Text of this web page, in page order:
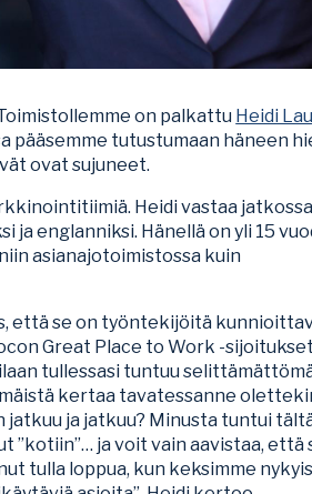
on palkattu Heidi
tutustumaan häneen
ovat sujuneet.
Heidi vastaa jatkossa
ja englanniksi. Hänellä on yli 15
asianajotoimistossa kuin
että se on työntekijöitä
Great Place to Work -sijoitukset
tullessasi tuntuu
kertaa tavatessanne
jatkuu ja jatkuu? Minusta tuntui
”kotiin”… ja voit vain aavistaa, että
tulla loppua, kun keksimme